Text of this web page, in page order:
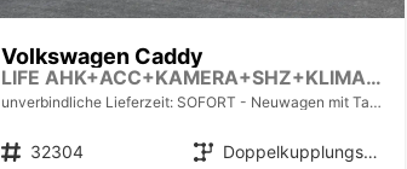
Volkswagen Caddy
LIFE AHK+ACC+KAMERA+SHZ+KLIMA+APP-CONNECT
unverbindliche Lieferzeit: SOFORT Neuwagen mit Tageszulassung
Fahrzeugnr. 32304 Getriebe
Doppelkupplungsgetriebe (DSG)